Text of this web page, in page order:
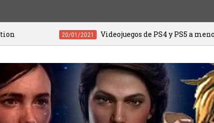
20/01/2021 Videojuegos de PS4 y PS5 a menos de 20 euros